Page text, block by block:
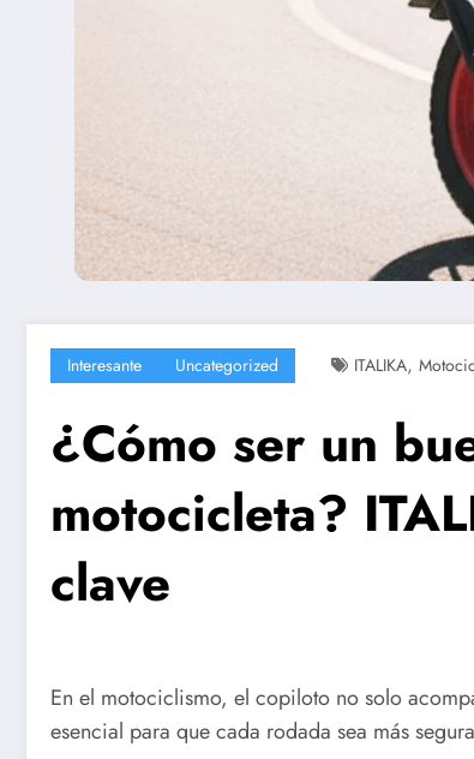
Interesante Uncategorized ITALIKA,
¿Cómo ser un
motocicleta?
clave
En el motociclismo, el copiloto no solo
esencial para que cada rodada sea más